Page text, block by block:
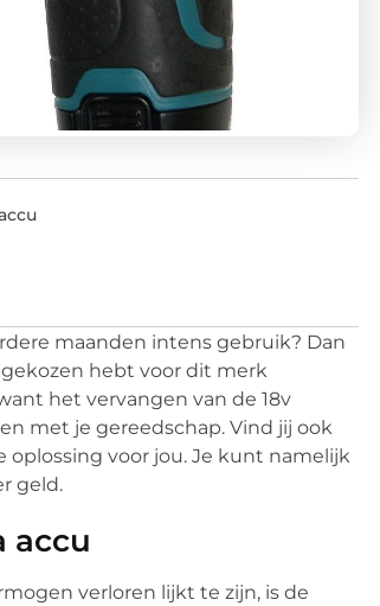
maanden intens gebruik? Dan
hebt voor dit merk
het vervangen van de 18v
met je gereedschap. Vind jij ook
oplossing voor jou. Je kunt namelijk
geld.
accu
verloren lijkt te zijn, is de